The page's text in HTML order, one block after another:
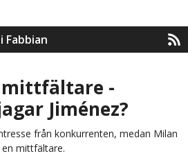
Fabbian
mittfältare -
Jiménez?
från konkurrenten, medan Milan
mittfältare.